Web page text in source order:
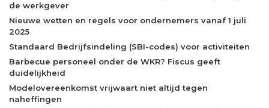
de werkgever
Nieuwe wetten en regels voor ondernemers vanaf 1 juli
2025
Standaard Bedrijfsindeling (SBI-codes) voor activiteiten
Barbecue personeel onder de WKR? Fiscus geeft
duidelijkheid
Modelovereenkomst vrijwaart niet altijd tegen
naheffingen